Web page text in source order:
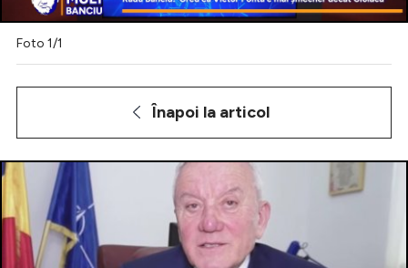
Intră în cont
Creează cont
Foto 1/1
Înapoi la articol